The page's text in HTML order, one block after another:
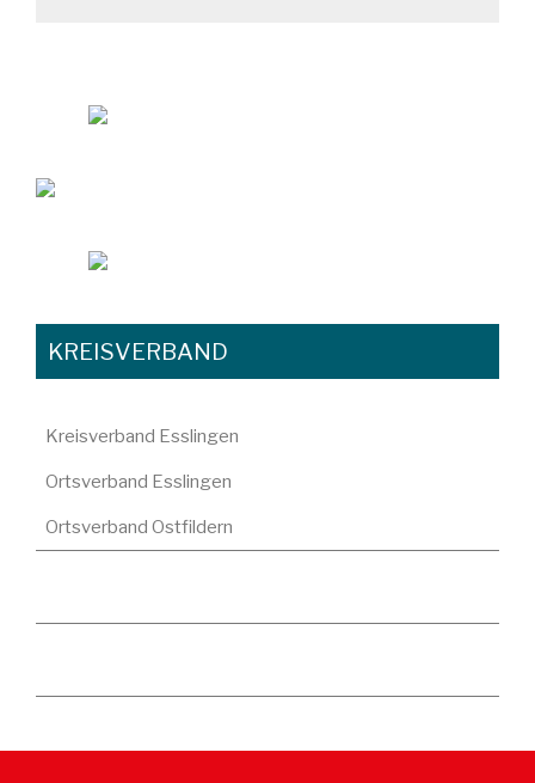
KREISVERBAND
Kreisverband Esslingen
Ortsverband Esslingen
Ortsverband Ostfildern